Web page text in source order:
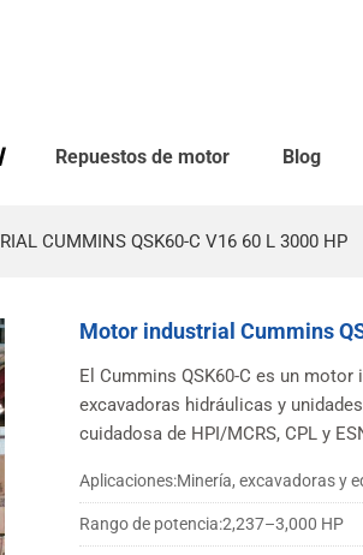
Repuestos de motor Blog
CUMMINS QSK60-C V16 60 L 3000 HP
Motor industrial Cummins
El Cummins QSK60-C es un
excavadoras hidráulicas y
cuidadosa de HPI/MCRS, CPL y
Aplicaciones:Minería, excavadoras y
Rango de potencia:2,237–3,000 HP